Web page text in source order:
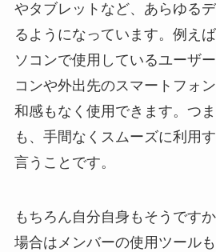
やタブレットなど、あらゆる
るようになっています。例え
ソコンで使用しているユーザ
コンや外出先のスマートフォ
和感もなく使用できます。つ
も、手間なくスムーズに利用
言うことです。
もちろん自分自身もそうです
場合はメンバーの使用ツール